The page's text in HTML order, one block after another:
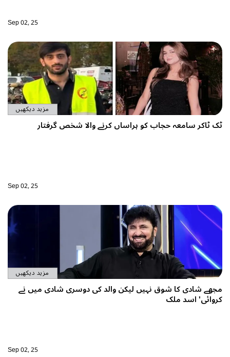
Sep 02, 25
مزید دیکھیں
ٹاکر سامعہ حجاب کو ہراساں کرنے والا شخص گرفتار
Sep 02, 25
مزید دیکھیں
شادی کا شوق نہیں لیکن والد کی دوسری شادی میں نے
اسد ملک
Sep 02, 25